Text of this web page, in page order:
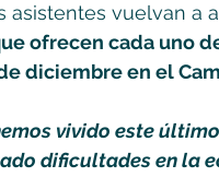
asistentes vuelvan a
ofrecen cada uno
diciembre en el
vivido este
dificultades en la